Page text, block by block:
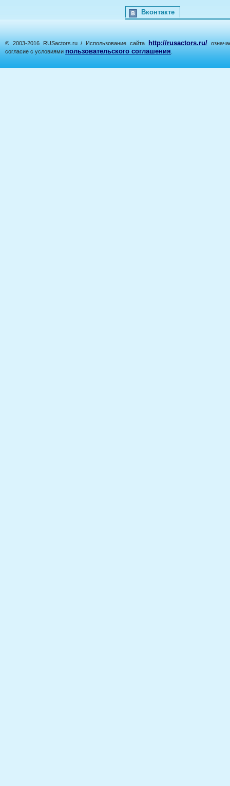
Вконтакте
© 2003-2016 RUSactors.ru / Использование сайта http://rusactors.ru/
согласие с условиями пользовательского соглашения